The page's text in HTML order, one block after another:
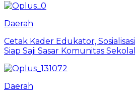
Daerah
Cetak Kader Edukator,
Siap Saji Sasar Komunitas
Daerah